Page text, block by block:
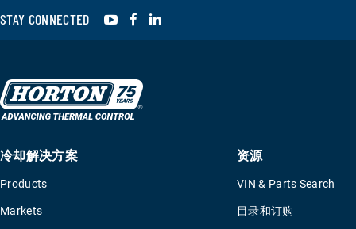
STAY CONNECTED YouTubeFacebook
冷却解决方案
Products
Markets
资源
VIN & Parts Search
目录和订购